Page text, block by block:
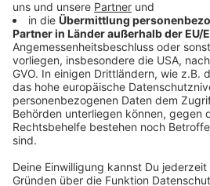
Filmen. Meine besonderen
JUNGE MUSS AN DIE FRISCHE
Buch zum Leben von Hape
MARY POPPINS`RÜCKKEHR,
Klassikers (neu bei SKY),
Superheld (neu bei SKY), DIE
Jones kämpft für die
(Netflix), LADY BIRD mehrfach
Tragikomödie (Amazon prime
DAS GEHEIMNIS DES